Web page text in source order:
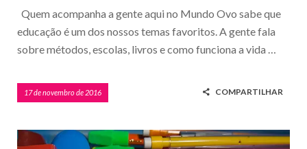
Quem acompanha a gente aqui no Mundo Ovo sabe que
educação é um dos nossos temas favoritos. A gente fala
sobre métodos, escolas, livros e como funciona a vida …
17 de novembro de 2016 COMPARTILHAR